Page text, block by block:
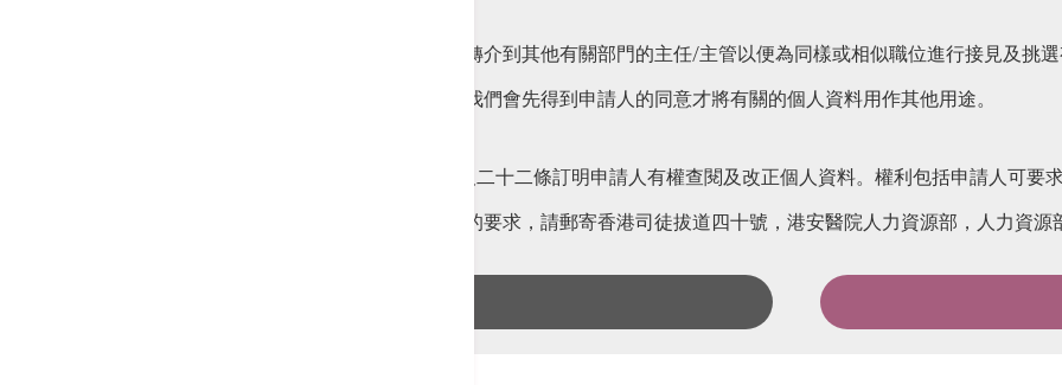
申請人所提供的個人資料或者會在保留期間內轉介到其他有關部門的主任/主管以便為同樣或相似職位進行接見及挑選
有關資料可能會送交獲法律授權處理的小組。我們會先得到申請人的同意才將有關的個人資料用作其他用途。
根據個人資料(私穩)條例計劃一第六原則十八及二十二條訂明申請人有權查閱及改正個人資料。權利包括申請人可要
查閱及改正有關申請人在申請表格內個人資料的要求，請郵寄香港司徒拔道四十號，港安醫院人力資源部，人力資源